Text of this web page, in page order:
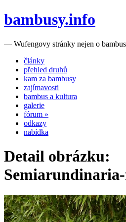
bambusy.info
— Wufengovy stránky nejen o
články
přehled druhů
kam za bambusy
zajímavosti
bambus a kultura
galerie
fórum »
odkazy
nabídka
Detail obrázku: